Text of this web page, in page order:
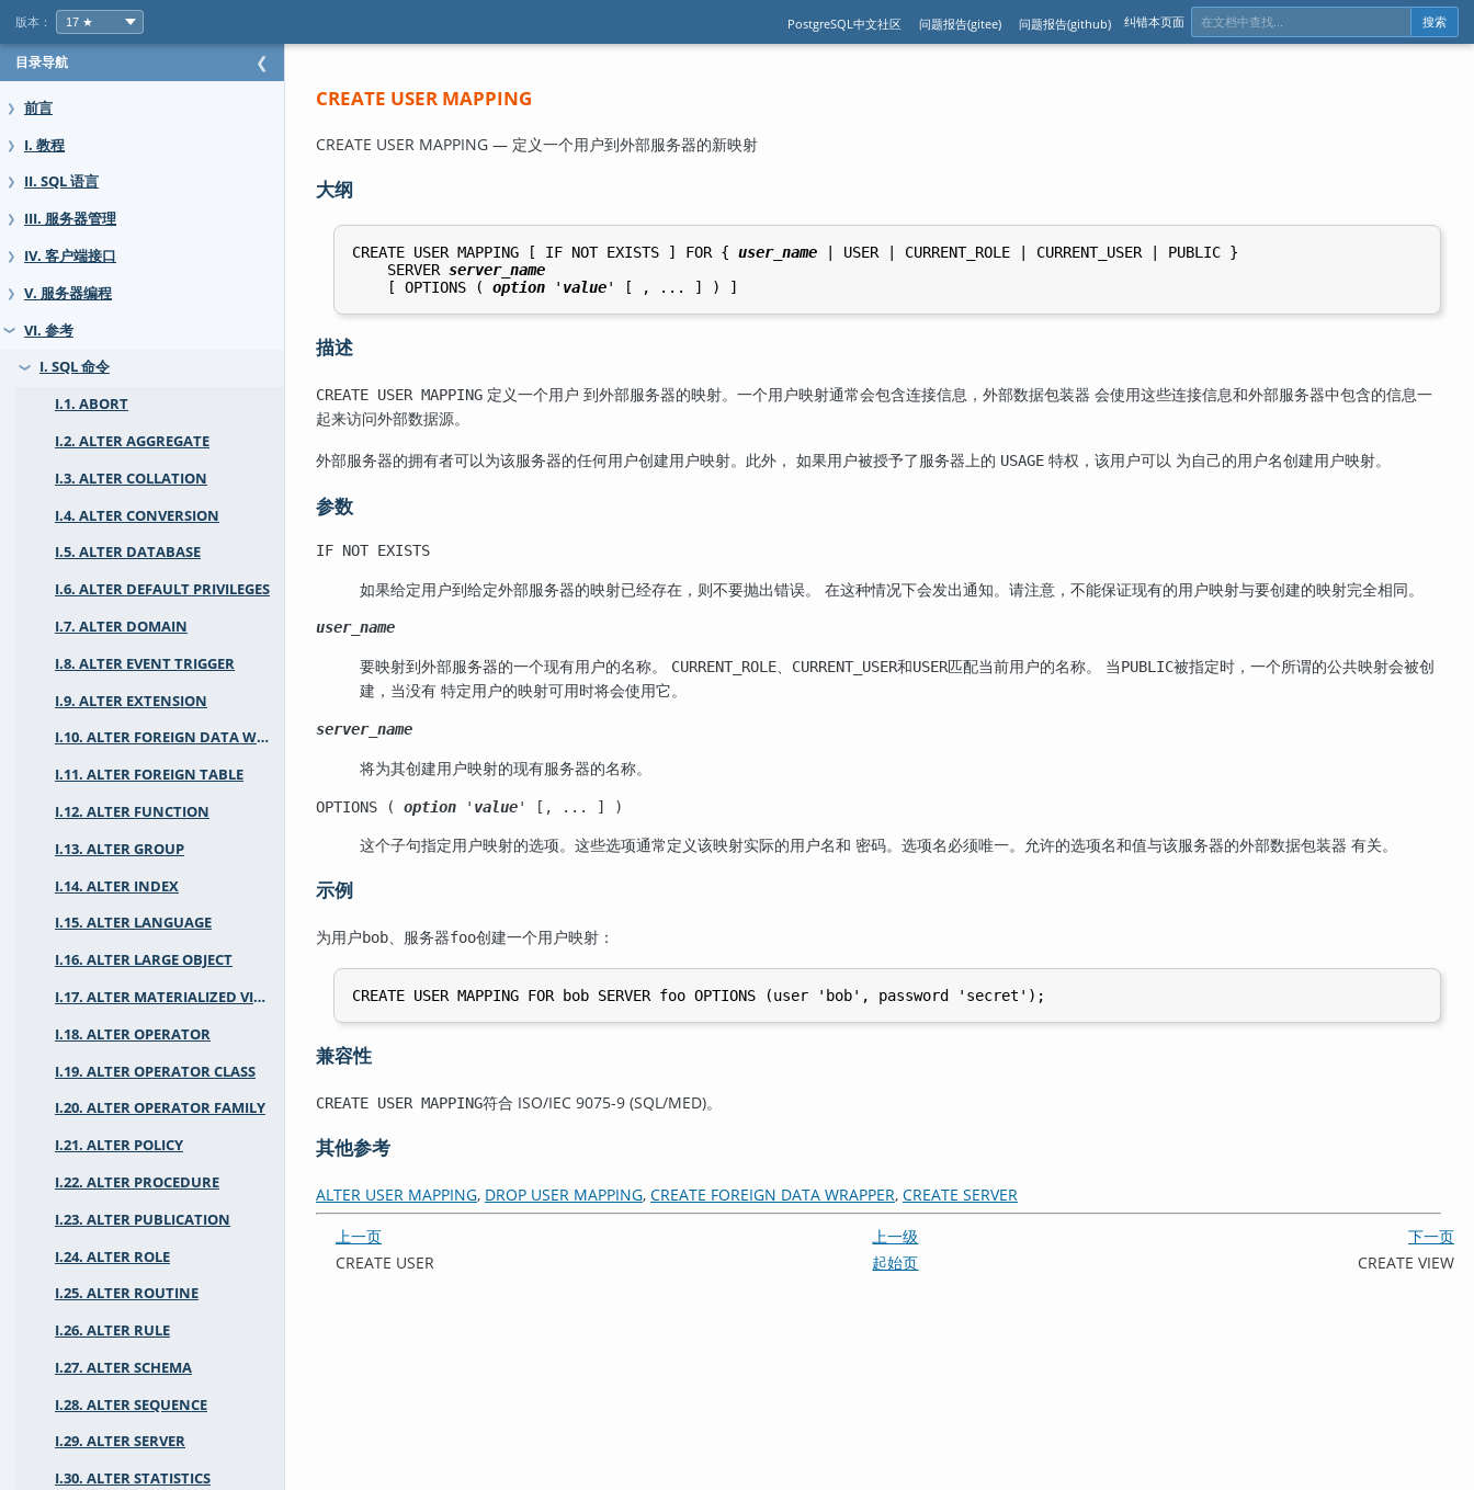
版本： PostgreSQL中文社区 问题报告(gitee) 问题报告(github) 纠错本页面 搜索
目录导航 ❮
❯ 前言
❯ I. 教程
❯ II. SQL 语言
❯ III. 服务器管理
❯ IV. 客户端接口
❯ V. 服务器编程
❯ VI. 参考
❯
I. SQL 命令
I.1. ABORT
I.2. ALTER AGGREGATE
I.3. ALTER COLLATION
I.4. ALTER CONVERSION
I.5. ALTER DATABASE
I.6. ALTER DEFAULT PRIVILEGES
I.7. ALTER DOMAIN
I.8. ALTER EVENT TRIGGER
I.9. ALTER EXTENSION
I.10. ALTER FOREIGN DATA WRAPPER
I.11. ALTER FOREIGN TABLE
I.12. ALTER FUNCTION
I.13. ALTER GROUP
I.14. ALTER INDEX
I.15. ALTER LANGUAGE
I.16. ALTER LARGE OBJECT
I.17. ALTER MATERIALIZED VIEW
I.18. ALTER OPERATOR
I.19. ALTER OPERATOR CLASS
I.20. ALTER OPERATOR FAMILY
I.21. ALTER POLICY
I.22. ALTER PROCEDURE
I.23. ALTER PUBLICATION
I.24. ALTER ROLE
I.25. ALTER ROUTINE
I.26. ALTER RULE
I.27. ALTER SCHEMA
I.28. ALTER SEQUENCE
I.29. ALTER SERVER
I.30. ALTER STATISTICS
CREATE USER MAPPING
CREATE USER MAPPING — 定义一个用户到外部服务器的新映射
大纲
CREATE USER MAPPING [ IF NOT EXISTS ] FOR { user_name | USER | CURRENT_ROLE | CURRENT_USER | PUBLIC }
    SERVER
server_name
    [ OPTIONS (
option ' value
描述
CREATE USER MAPPING 定义一个用户 到外部服务器的映射。一个用户映射通常会包含连接信息，外部数据包装器 会使用这些连接信息和外部服务器中包含的信息一
起来访问外部数据源。
外部服务器的拥有者可以为该服务器的任何用户创建用户映射。此外， 如果用户被授予了服务器上的 USAGE 特权，该用户可以 为自己的用户名创建用户映射。
参数
IF NOT EXISTS
如果给定用户到给定外部服务器的映射已经存在，则不要抛出错误。 在这种情况下会发出通知。请注意，不能保证现有的用户映射与要创建的映射完全相同。
user_name
要映射到外部服务器的一个现有用户的名称。 CURRENT_ROLE、 CURRENT_USER和USER匹配当前用户的名称。 当PUBLIC被指定时，一个所谓的公共映射会被创
建，当没有 特定用户的映射可用时将会使用它。
server_name
将为其创建用户映射的现有服务器的名称。
OPTIONS ( option ' value' [, ... ] )
这个子句指定用户映射的选项。这些选项通常定义该映射实际的用户名和 密码。选项名必须唯一。允许的选项名和值与该服务器的外部数据包装器 有关。
示例
为用户bob 、服务器foo创建一个用户映射：
兼容性
CREATE USER MAPPING符合 ISO/IEC 9075-9 (SQL/MED)。
其他参考
ALTER USER MAPPING, DROP USER MAPPING, CREATE FOREIGN DATA WRAPPER, CREATE SERVER
上一页
上一级
下一页
CREATE USER
起始页 CREATE VIEW